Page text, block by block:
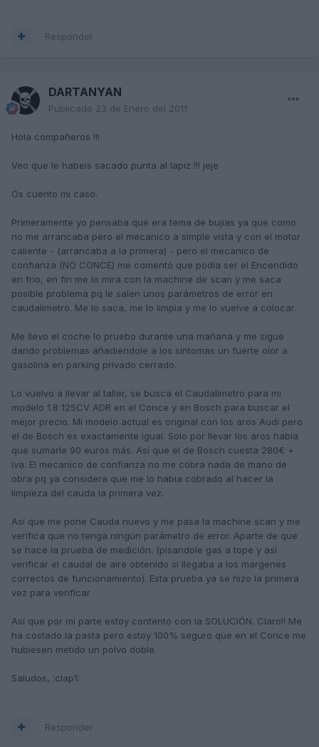
Responder
DARTANYAN
Publicado 23 de Enero del 2011
Hola compañeros !!!
Veo que le habeis sacado punta al lapiz !!! jeje
Os cuento mi caso.
Primeramente yo pensaba que era tema de bujias ya que como
no me arrancaba pero el mecanico a simple vista y con el motor
caliente - (arrancaba a la primera) - pero el mecanico de
confianza (NO CONCE) me comentó que podia ser el Encendido
en frio, en fín me lo mira con la machine de scan y me saca
posible problema pq le salen unos parámetros de error en
caudalimetro. Me lo saca, me lo limpia y me lo vuelve a colocar.
Me llevo el coche lo pruebo durante una mañana y me sigue
dando problemas añadiendole a los síntomas un fuerte olor a
gasolina en parking privado cerrado.
Lo vuelvo a llevar al taller, se busca el Caudalimetro para mi
modelo 1.8 125CV ADR en el Conce y en Bosch para buscar el
mejor precio. Mi modelo actual es original con los aros Audi pero
el de Bosch es exactamente igual. Solo por llevar los aros habia
que sumarle 90 euros más. Así que el de Bosch cuesta 280€ +
iva. El mecanico de confianza no me cobra nada de mano de
obra pq ya considera que me lo habia cobrado al hacer la
limpieza del cauda la primera vez.
Así que me pone Cauda nuevo y me pasa la machine scan y me
verifica que no tenga ningún parámetro de error. Aparte de que
se hace la prueba de medición. (pisandole gas a tope y así
verificar el caudal de aire obtenido si llegaba a los margenes
correctos de funcionamiento). Esta prueba ya se hizo la primera
vez para verificar
Así que por mi parte estoy contento con la SOLUCIÓN. Claro!! Me
ha costado la pasta pero estoy 100% seguro que en el Conce me
hubiesen metido un polvo doble.
Saludos, :clap1:
Responder